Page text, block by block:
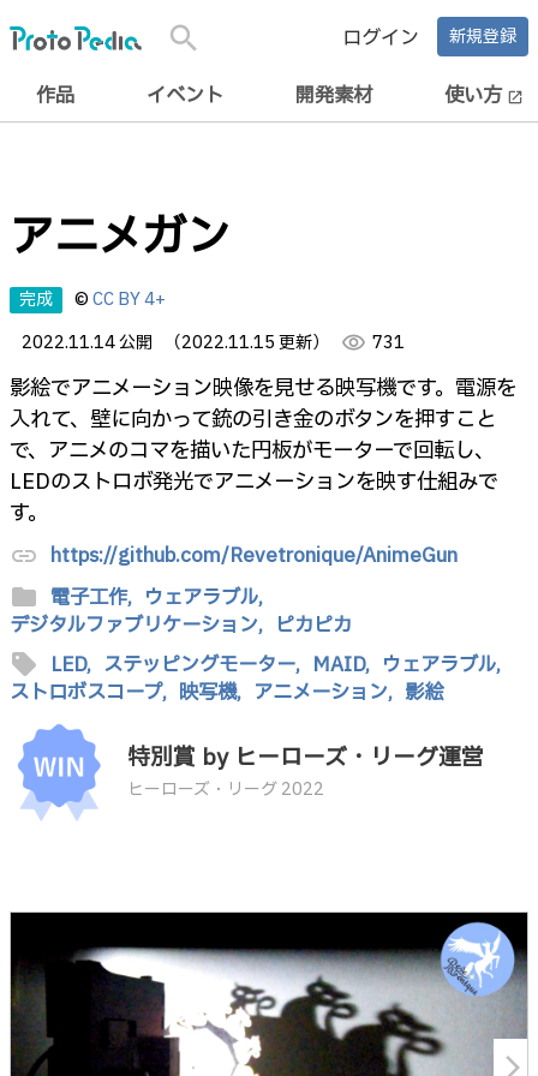
search ログイン 新規登録
作品 イベント 開発素材 使い方 open_in_new
アニメガン
完成 ©CC BY 4+
2022.11.14 公開
（2022.11.15 更新） visibility 731
影絵でアニメーション映像を見せる映写機です。電源を
入れて、壁に向かって銃の引き金のボタンを押すこと
で、アニメのコマを描いた円板がモーターで回転し、
LEDのストロボ発光でアニメーションを映す仕組みで
す。
link https://github.com/Revetronique/AnimeGun
folder 電子工作, ウェアラブル,
デジタルファブリケーション, ピカピカ
sell LED, ステッピングモーター, MAID, ウェアラブル,
ストロボスコープ, 映写機, アニメーション, 影絵
特別賞 by ヒーローズ・リーグ運営
ヒーローズ・リーグ 2022
arrow_forward_ios